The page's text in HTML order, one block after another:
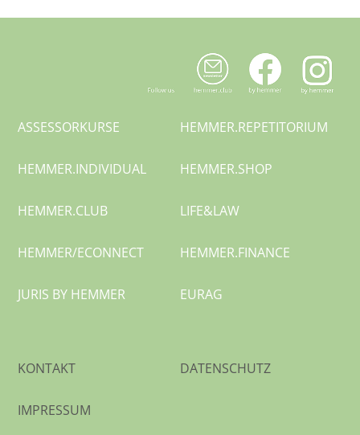
ASSESSORKURSE HEMMER.REPETITORIUM
HEMMER.INDIVIDUAL HEMMER.SHOP
HEMMER.CLUB LIFE&LAW
HEMMER/ECONNECT HEMMER.FINANCE
JURIS BY HEMMER EURAG
KONTAKT DATENSCHUTZ
IMPRESSUM